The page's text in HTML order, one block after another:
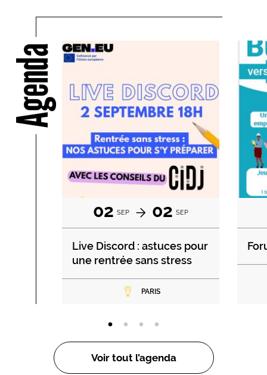
Agenda
02 SEP 02 SEP
Live Discord : astuces pour
une rentrée sans stress
PARIS
Voir tout l’agenda